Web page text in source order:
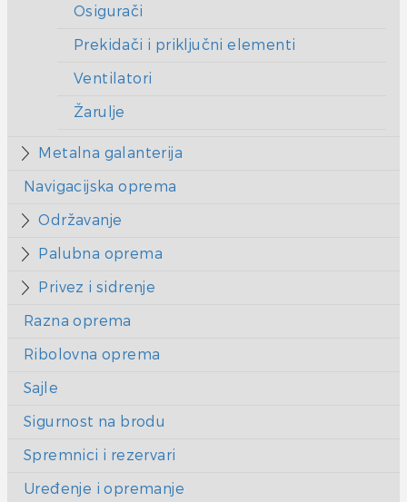
Osigurači
Prekidači i priključni elementi
Ventilatori
Žarulje
Metalna galanterija
Navigacijska oprema
Održavanje
Palubna oprema
Privez i sidrenje
Razna oprema
Ribolovna oprema
Sajle
Sigurnost na brodu
Spremnici i rezervari
Uređenje i opremanje